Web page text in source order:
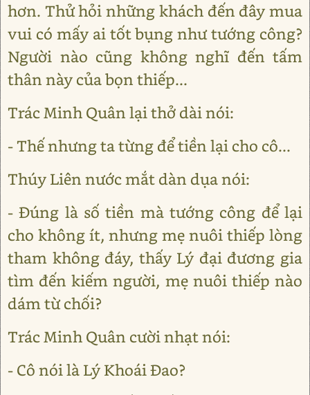
hơn. Thử hỏi những khách đến đây mua
vui có mấy ai tốt bụng như tướng công?
Người nào cũng không nghĩ đến tấm
thân này của bọn thiếp...
Trác Minh Quân lại thở dài nói:
- Thế nhưng ta từng để tiền lại cho cô...
Thúy Liên nước mắt dàn dụa nói:
- Đúng là số tiền mà tướng công để lại
cho không ít, nhưng mẹ nuôi thiếp lòng
tham không đáy, thấy Lý đại đương gia
tìm đến kiếm người, mẹ nuôi thiếp nào
dám từ chối?
Trác Minh Quân cười nhạt nói:
- Cô nói là Lý Khoái Đao?